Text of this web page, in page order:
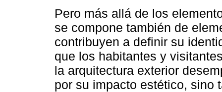
Pero más allá de los
se compone también de
contribuyen a definir su
que los habitantes y
la arquitectura exterior
por su impacto estético, sino